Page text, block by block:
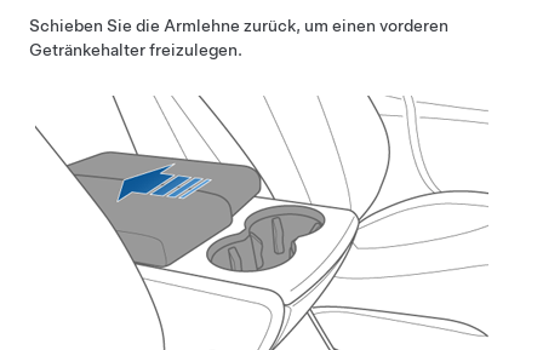
Schieben Sie die Armlehne zurück, um einen vorderen
Getränkehalter freizulegen.